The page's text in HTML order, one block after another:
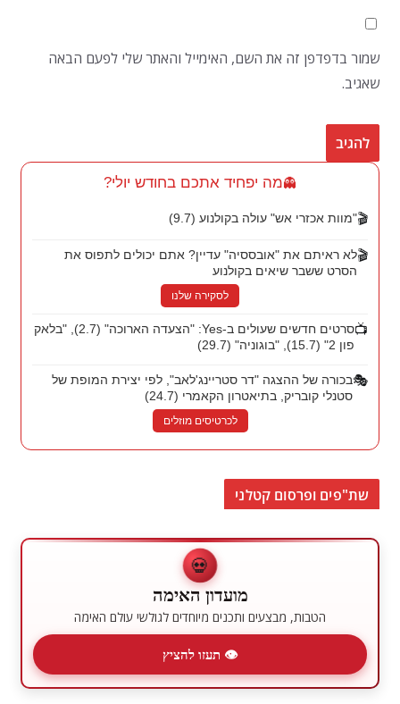
שמור בדפדפן זה את השם, האימייל והאתר שלי לפעם הבאה
שאגיב.
👻מה יפחיד אתכם בחודש יולי?
🎬"מוות אכזרי אש" עולה בקולנוע (9.7)
🎬לא ראיתם את "אובססיה" עדיין? אתם יכולים לתפוס את
הסרט ששבר שיאים בקולנוע
לסקירה שלנו
📺
סרטים חדשים שעולים ב-Yes: "הצעדה הארוכה" (2.7), "בלאק
פון 2" (15.7), "בוגוניה" (29.7)
🎭בכורה של ההצגה "דר סטריינג'לאב", לפי יצירת המופת של
סטנלי קובריק, בתיאטרון הקאמרי (24.7)
לכרטיסים מוזלים
שת"פים ופרסום קטלני
💀
מועדון האימה
הטבות, מבצעים ותכנים מיוחדים לגולשי עולם האימה
👁 תעזו להציץ